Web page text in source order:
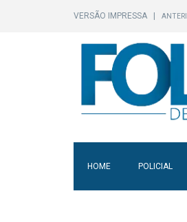
VERSÃO IMPRESSA
HOME POLICIAL